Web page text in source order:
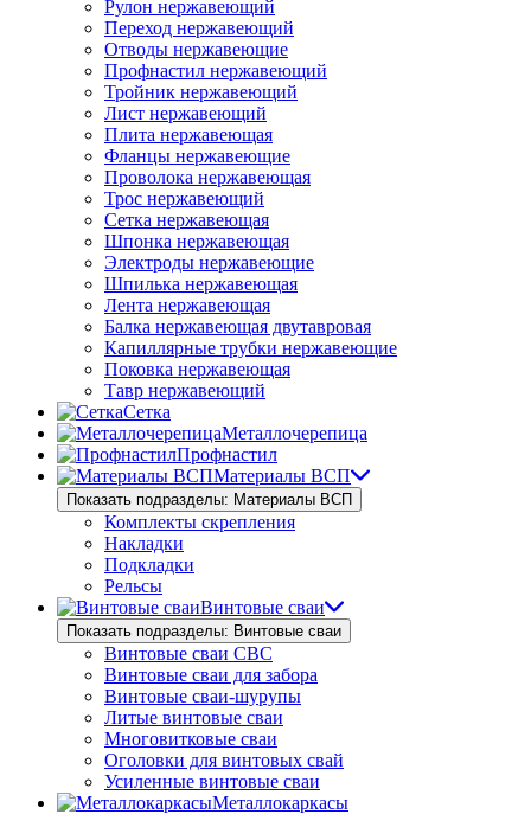
Рулон нержавеющий
Переход нержавеющий
Отводы нержавеющие
Профнастил нержавеющий
Тройник нержавеющий
Лист нержавеющий
Плита нержавеющая
Фланцы нержавеющие
Проволока нержавеющая
Трос нержавеющий
Сетка нержавеющая
Шпонка нержавеющая
Электроды нержавеющие
Шпилька нержавеющая
Лента нержавеющая
Балка нержавеющая двутавровая
Капиллярные трубки нержавеющие
Поковка нержавеющая
Тавр нержавеющий
Сетка
Металлочерепица
Профнастил
Материалы ВСП
Показать подразделы: Материалы ВСП
Комплекты скрепления
Накладки
Подкладки
Рельсы
Винтовые сваи
Показать подразделы: Винтовые сваи
Винтовые сваи СВС
Винтовые сваи для забора
Винтовые сваи-шурупы
Литые винтовые сваи
Многовитковые сваи
Оголовки для винтовых свай
Усиленные винтовые сваи
Металлокаркасы